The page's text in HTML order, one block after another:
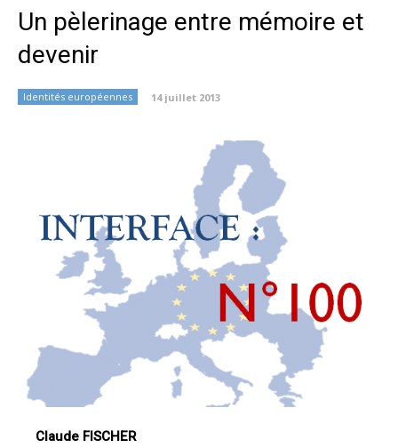
Un pèlerinage entre mémoire et
devenir
Identités européennes 14 juillet 2013
Claude FISCHER